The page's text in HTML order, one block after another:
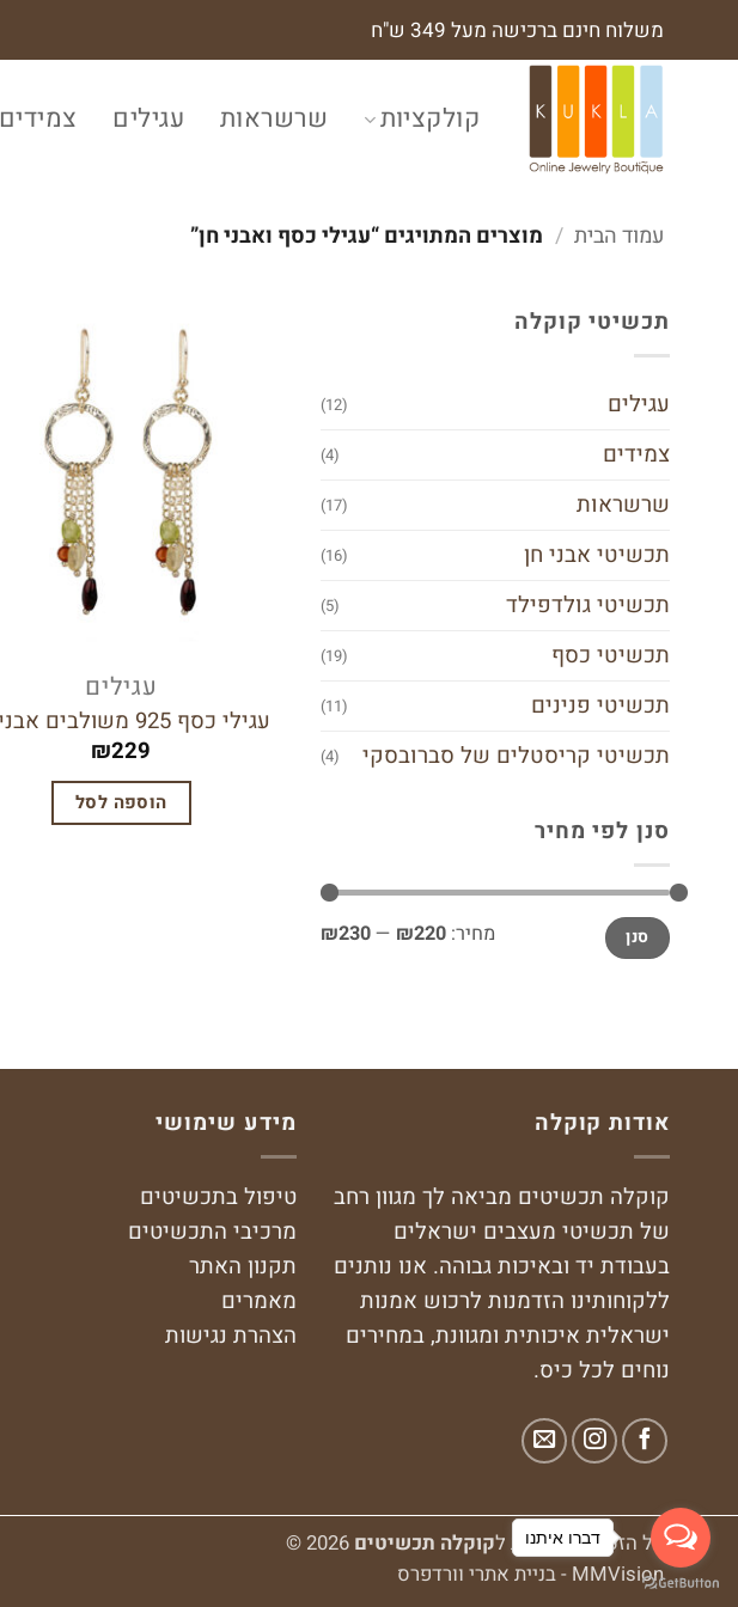
משלוח חינם ברכישה מעל 349 ש"ח
קולקציות שרשראות עגילים צמידים
עמוד הבית / מוצרים המתויגים “עגילי כסף ואבני חן”
תכשיטי קוקלה
עגילים (12)
צמידים (4)
שרשראות (17)
תכשיטי אבני חן (16)
תכשיטי גולדפילד (5)
תכשיטי כסף (19)
תכשיטי פנינים (11)
תכשיטי קריסטלים של סברובסקי (4)
סנן לפי מחיר
מחיר
מינימלי
מחיר
מקסימלי
סנן מחיר:₪220
—
₪230
עגילים
עגילי כסף 925 משולבים אבני חן
₪229
הוספה לסל
אודות קוקלה
קוקלה תכשיטים מביאה לך מגוון רחב
של תכשיטי מעצבים ישראלים
בעבודת יד ובאיכות גבוהה. אנו נותנים
ללקוחותינו הזדמנות לרכוש אמנות
ישראלית איכותית ומגוונת, במחירים
נוחים לכל כיס.
מידע שימושי
טיפול בתכשיטים
מרכיבי התכשיטים
תקנון האתר
מאמרים
הצהרת נגישות
כל הזכויות שמורות לקוקלה תכשיטים
MMVision - בניית אתרי וורדפרס
דברו איתנו